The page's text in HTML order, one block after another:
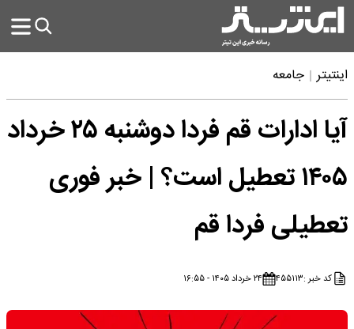
اینتیتر جامعه
آیا ادارات قم فردا دوشنبه ۲۵ خرداد
۱۴۰۵ تعطیل است؟ | خبر فوری
تعطیلی فردا قم
کد خبر :۴۵۵۱۱۳ ۲۴ خرداد ۱۴۰۵ - ۱۶:۵۵